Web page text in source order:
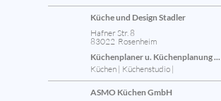
Küche und Design Stadler
Hafner Str. 8
83022 Rosenheim
Küchenplaner u. Küchenplanung ...
Küchen | Küchenstudio |
ASMO Küchen GmbH